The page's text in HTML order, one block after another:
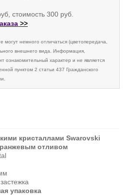
стоимость 300 руб.
>>
могут немного отличаться (цветопередача,
внешнего вида. Информация,
ознакомительный характер и не является
пунктом 2 статьи 437 Гражданского
кристаллами Swarovski
отливом
упаковка